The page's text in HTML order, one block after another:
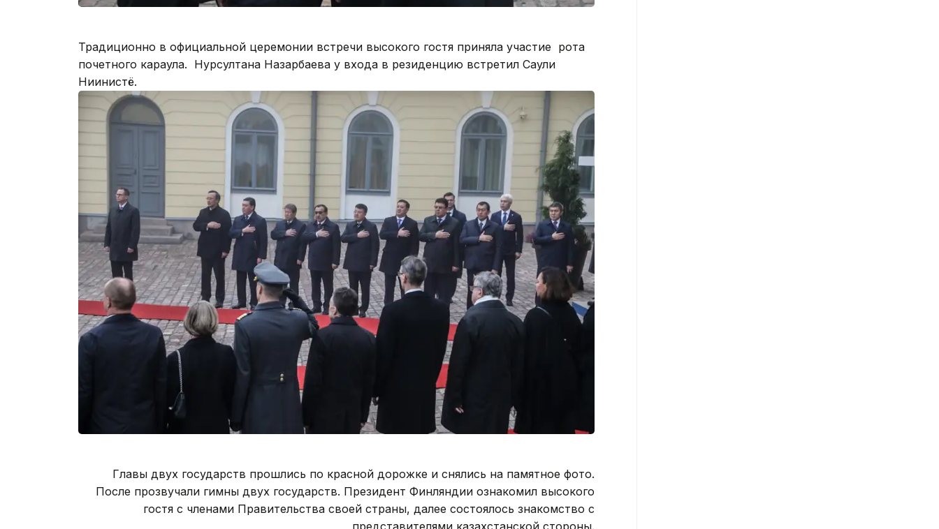
Традиционно в официальной церемонии встречи высокого гостя приняла участие рота
почетного караула. Нурсултана Назарбаева у входа в резиденцию встретил Саули
Ниинистё.
Главы двух государств прошлись по красной дорожке и снялись на памятное фото.
После прозвучали гимны двух государств. Президент Финляндии ознакомил высокого
гостя с членами Правительства своей страны, далее состоялось знакомство с